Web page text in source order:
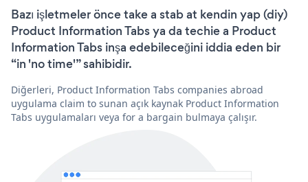
Bazı işletmeler önce take a stab at kendin yap (diy)
Product Information Tabs ya da techie a Product
Information Tabs inşa edebileceğini iddia eden bir
“in 'no time'” sahibidir.
Diğerleri, Product Information Tabs companies abroad
uygulama claim to sunan açık kaynak Product Information
Tabs uygulamaları veya for a bargain bulmaya çalışır.